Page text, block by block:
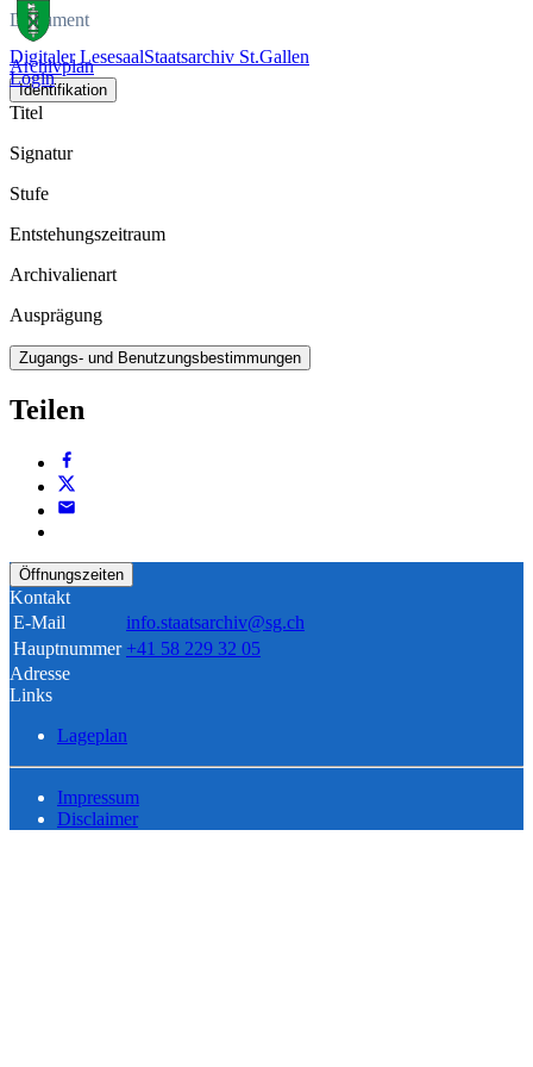
Digitaler LesesaalStaatsarchiv St.Gallen
Login
Dokument
Archivplan
Identifikation
Titel
Signatur
Stufe
Entstehungszeitraum
Archivalienart
Ausprägung
Zugangs- und Benutzungsbestimmungen
Teilen
Öffnungszeiten
Kontakt
E-Mail
info.staatsarchiv@sg.ch
Hauptnummer +41 58 229 32 05
Adresse
Links
Lageplan
Impressum
Disclaimer